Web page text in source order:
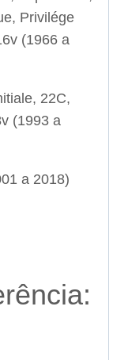
Privilége
(1966 a
22C,
(1993 a
a 2018)